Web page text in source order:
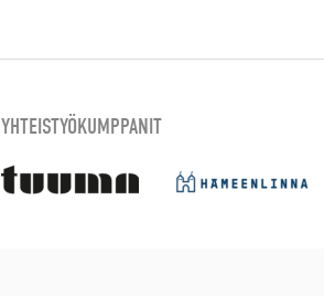
YHTEISTYÖKUMPPANIT